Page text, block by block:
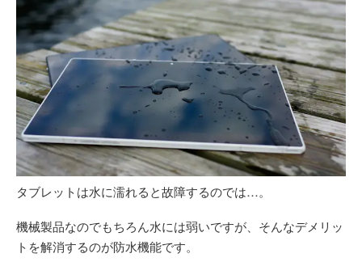
タブレットは水に濡れると故障するのでは…。
機械製品なのでもちろん水には弱いですが、そんなデメリッ
トを解消するのが防水機能です。